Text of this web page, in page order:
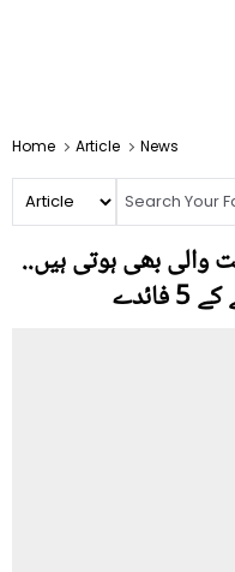
Home Article News
والی بھی ہوتی ہیں..